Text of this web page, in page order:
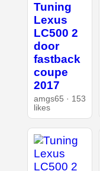
Tuning
Lexus
LC500 2
door
fastback
coupe
2017
amgs65 · 153
likes